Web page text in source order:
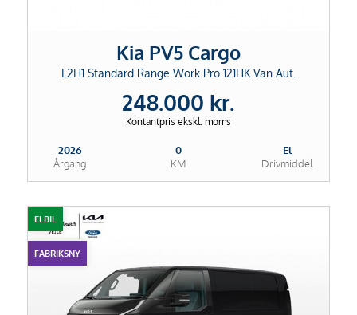
Kia PV5 Cargo
L2H1 Standard Range Work Pro 121HK Van Aut.
248.000 kr.
Kontantpris ekskl. moms
2026
Årgang
0
KM
El
Drivmiddel
ELBIL
FABRIKSNY